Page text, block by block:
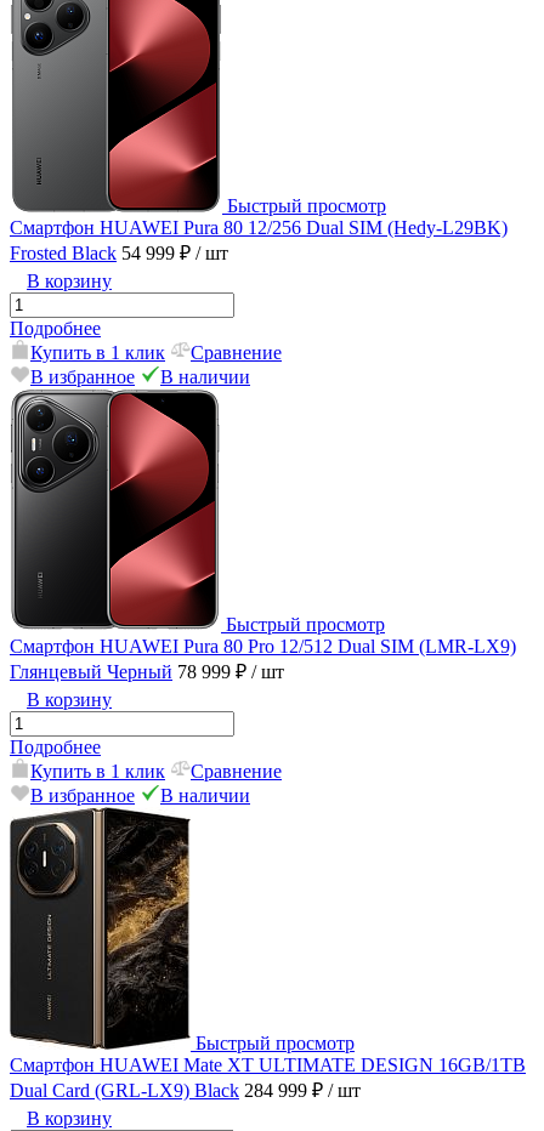
Быстрый просмотр
Смартфон HUAWEI Pura 80 12/256 Dual SIM (Hedy-L29BK)
Frosted Black 54 999 ₽ / шт
В корзину
Подробнее
Купить в 1 клик
Сравнение
В избранное
В наличии
Быстрый просмотр
Смартфон HUAWEI Pura 80 Pro 12/512 Dual SIM (LMR-LX9)
Глянцевый Черный 78 999 ₽ / шт
В корзину
Подробнее
Купить в 1 клик
Сравнение
В избранное
В наличии
Быстрый просмотр
Смартфон HUAWEI Mate XT ULTIMATE DESIGN 16GB/1TB
Dual Card (GRL-LX9) Black 284 999 ₽ / шт
В корзину